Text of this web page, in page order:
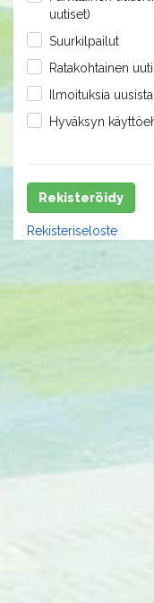
uutiset)
Suurkilpailut
Ratakohtainen
Ilmoituksia
Hyväksyn
Rekisteröidy
Rekisteriseloste